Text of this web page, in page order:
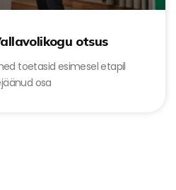
otsus
toetasid esimesel etapil
osa